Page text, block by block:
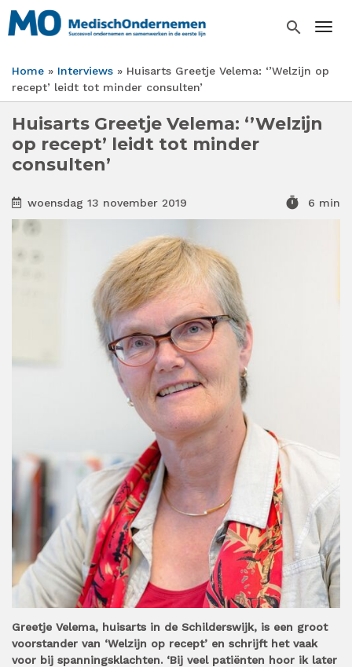
Overslaan
en
inhoud
gaan
search
Kruimelpad
Home Interviews
Huisarts Greetje Velema: ‘’Welzijn op
recept’ leidt tot minder consulten’
Huisarts Greetje Velema: ‘’Welzijn
op recept’ leidt tot minder
consulten’
woensdag 13 november 2019 timer 6 min
Greetje Velema, huisarts in de Schilderswijk, is een groot
voorstander van ‘Welzijn op recept’ en schrijft het vaak
voor bij spanningsklachten. ‘Bij veel patiënten hoor ik later